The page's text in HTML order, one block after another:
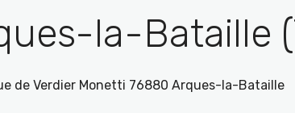
la-Bataille
de Verdier Monetti 76880 Arques-la-Bataille